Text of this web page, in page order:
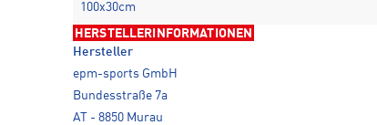
100x30cm
HERSTELLERINFORMATIONEN
Hersteller
epm-sports GmbH
Bundesstraße 7a
AT - 8850 Murau